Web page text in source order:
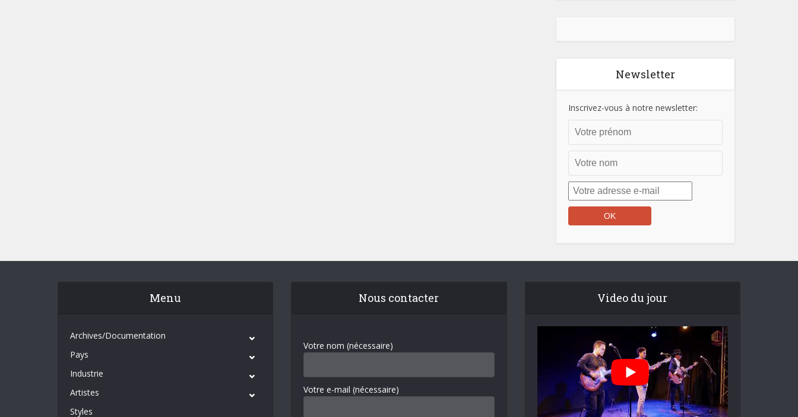
Newsletter
Inscrivez-vous à notre newsletter:
Menu
Archives/Documentation
Pays
Industrie
Artistes
Styles
Nous contacter
Votre nom (nécessaire)
Votre e-mail (nécessaire)
Video du jour